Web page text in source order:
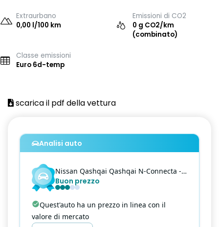
Extraurbano
0,00 l/100 km
Emissioni di CO2
0 g CO2/km
(combinato)
Classe emissioni
Euro 6d-temp
scarica il pdf della vettura
Analisi auto
Nissan Qashqai Qashqai N-Connecta - 1.5 e-power N-Connecta 2wd
Buon prezzo
Quest'auto ha un prezzo in linea con il
valore di mercato